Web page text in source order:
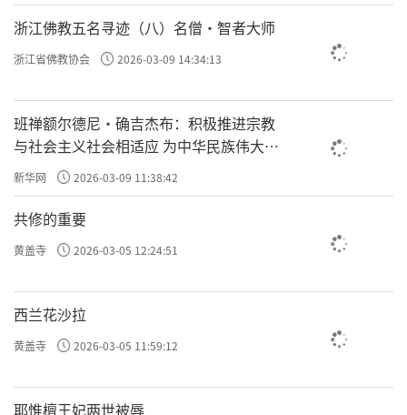
浙江佛教五名寻迹（八）名僧·智者大师
浙江省佛教协会 2026-03-09 14:34:13
班禅额尔德尼·确吉杰布：积极推进宗教
与社会主义社会相适应 为中华民族伟大复
兴贡献力量
新华网 2026-03-09 11:38:42
共修的重要
黄盖寺 2026-03-05 12:24:51
西兰花沙拉
黄盖寺 2026-03-05 11:59:12
耶惟檀王妃两世被辱